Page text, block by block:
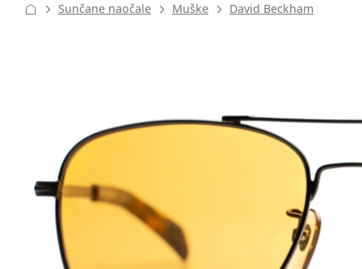
Sunčane naočale Muške David Beckham